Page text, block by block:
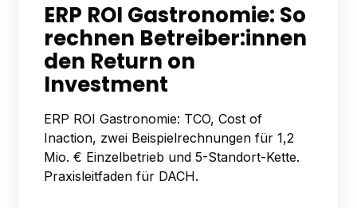
ERP ROI Gastronomie: So
rechnen Betreiber:innen
den Return on
Investment
ERP ROI Gastronomie: TCO, Cost of
Inaction, zwei Beispielrechnungen für 1,2
Mio. € Einzelbetrieb und 5-Standort-Kette.
Praxisleitfaden für DACH.